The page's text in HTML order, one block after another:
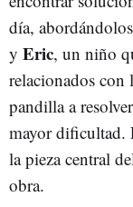
día,
y Eric, un niño
relacionados con
pandilla a
mayor dificultad.
la pieza central
obra.